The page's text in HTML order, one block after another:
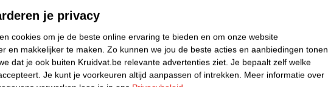
manieren gedragen worden, zodat je
eerst op je huid te testen.
aan je huid ontstaan. In het geval
je privacy
cookies om je de beste online ervaring te bieden en om onze website
en makkelijker te maken. Zo kunnen we jou de beste acties en aanbiedingen tonen
dat je ook buiten Kruidvat.be relevante advertenties ziet. Je bepaalt zelf welke
Je kunt je voorkeuren altijd aanpassen of intrekken. Meer informatie over